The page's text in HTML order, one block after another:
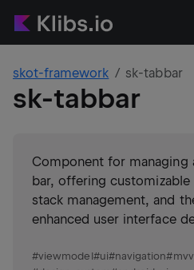
skot-framework sk-tabbar
sk-tabbar
Component for
bar, offering
stack management, and
enhanced user interface
#viewmodel#ui#navigation#